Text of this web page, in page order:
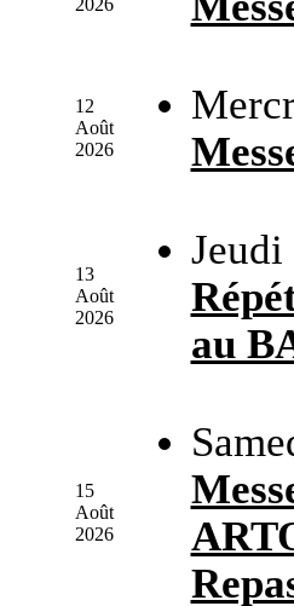
12
Août
2026
13
Août
2026
au
15
Août
2026